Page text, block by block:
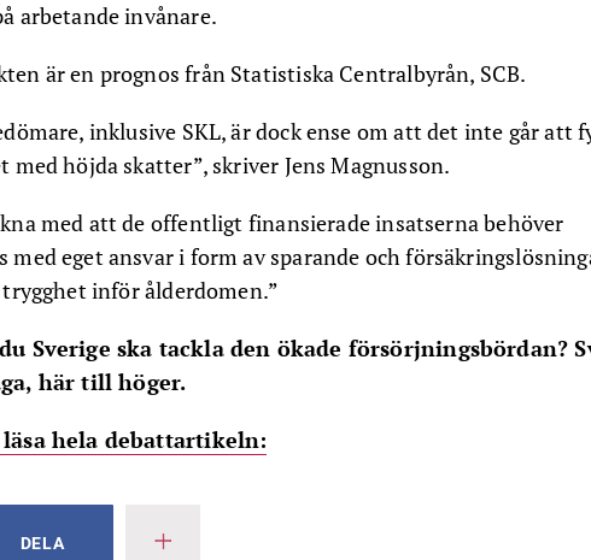
arbetande invånare.
är en prognos från Statistiska Centralbyrån, SCB.
inklusive SKL, är dock ense om att det inte går att
med höjda skatter”, skriver Jens Magnusson.
med att de offentligt finansierade insatserna behöver
med eget ansvar i form av sparande och
inför ålderdomen.”
Sverige ska tackla den ökade försörjningsbördan?
här till höger.
hela debattartikeln:
DELA